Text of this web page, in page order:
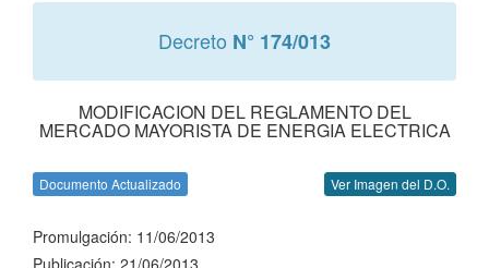
Decreto N° 174/013
MODIFICACION DEL REGLAMENTO DEL
MERCADO MAYORISTA DE ENERGIA ELECTRICA
Documento Actualizado Ver Imagen del D.O.
Promulgación: 11/06/2013
Publicación: 21/06/2013